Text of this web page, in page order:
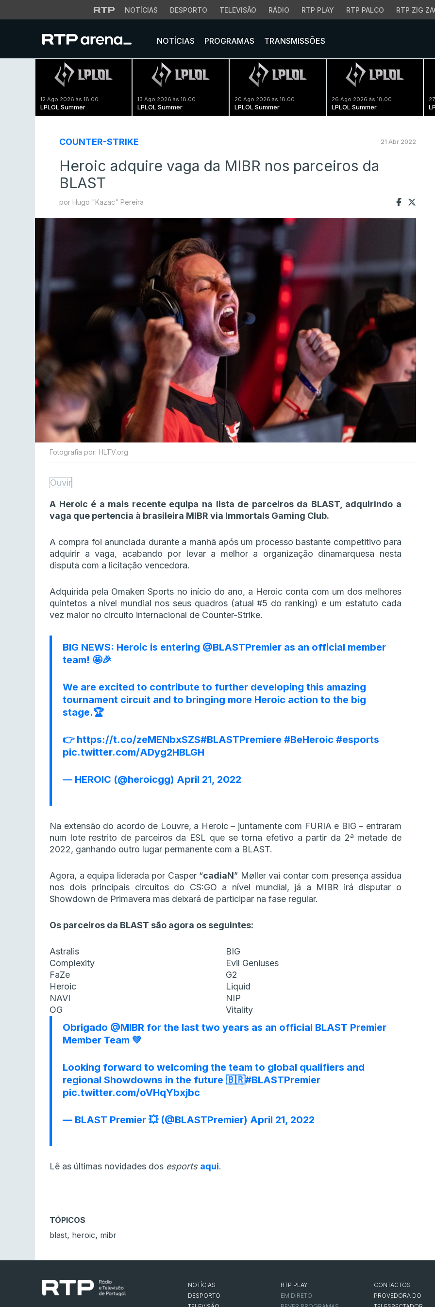
NOTÍCIAS DESPORTO TELEVISÃO RÁDIO RTP PLAY RTP PALCO RTP ZIG
NOTÍCIAS PROGRAMAS TRANSMISSÕES
12 Ago 2026 às 18:00
LPLOL Summer
13 Ago 2026 às 18:00
LPLOL Summer
20 Ago 2026 às 18:00
LPLOL Summer
26 Ago 2026 às 18:00
LPLOL Summer
COUNTER-STRIKE 21 Abr 2022
Heroic adquire vaga da MIBR nos parceiros da
BLAST
por Hugo "Kazac" Pereira
Fotografia por: HLTV.org
Ouvir
A Heroic é a mais recente equipa na lista de parceiros da BLAST, adquirindo a
vaga que pertencia à brasileira MIBR via Immortals Gaming Club.
A compra foi anunciada durante a manhã após um processo bastante competitivo para
adquirir a vaga, acabando por levar a melhor a organização dinamarquesa nesta
disputa com a licitação vencedora.
Adquirida pela Omaken Sports no início do ano, a Heroic conta com um dos melhores
quintetos a nível mundial nos seus quadros (atual #5 do ranking) e um estatuto cada
vez maior no circuito internacional de Counter-Strike.
BIG NEWS: Heroic is entering @BLASTPremier as an official member
team! 🤩🎉
We are excited to contribute to further developing this amazing
tournament circuit and to bringing more Heroic action to the big
stage.🏆
👉 https://t.co/zeMENbxSZS#BLASTPremiere #BeHeroic #esports
pic.twitter.com/ADyg2HBLGH
— HEROIC (@heroicgg) April 21, 2022
Na extensão do acordo de Louvre, a Heroic – juntamente com FURIA e BIG – entraram
num lote restrito de parceiros da ESL que se torna efetivo a partir da 2ª metade de
2022, ganhando outro lugar permanente com a BLAST.
Agora, a equipa liderada por Casper “cadiaN” Møller vai contar com presença assídua
nos dois principais circuitos do CS:GO a nível mundial, já a MIBR irá disputar o
Showdown de Primavera mas deixará de participar na fase regular.
Os parceiros da BLAST são agora os seguintes:
Astralis
BIG
Complexity
Evil Geniuses
FaZe
G2
Heroic
Liquid
NAVI
NIP
OG
Vitality
Obrigado @MIBR for the last two years as an official BLAST Premier
Member Team 💚
Looking forward to welcoming the team to global qualifiers and
regional Showdowns in the future 🇧🇷#BLASTPremier
pic.twitter.com/oVHqYbxjbc
— BLAST Premier 💥 (@BLASTPremier) April 21, 2022
Lê as últimas novidades dos esports aqui.
TÓPICOS
blast, heroic, mibr
NOTÍCIAS
DESPORTO
RTP PLAY
EM DIRETO
CONTACTOS
PROVEDORA DO